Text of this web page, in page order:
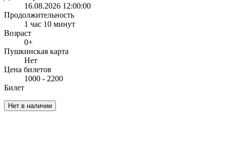
16.08.2026 12:00:00
Продолжительность
1 час 10 минут
Возраст
0+
Пушкинская карта
Нет
Цена билетов
1000 - 2200
Билет
Нет в наличии